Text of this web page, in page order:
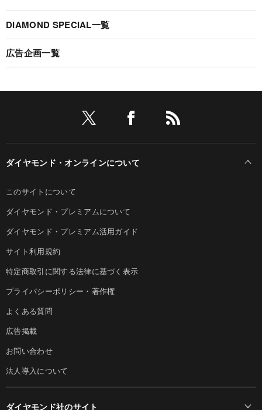
DIAMOND SPECIAL一覧
広告企画一覧
ダイヤモンド・オンラインについて
このサイトについて
ダイヤモンド・プレミアムについて
ダイヤモンド・プレミアム活用ガイド
サイト利用規約
特定商取引に関する法律に基づく表示
プライバシーポリシー・著作権
よくある質問
広告掲載
お問い合わせ
法人導入について
ダイヤモンド社のサイト